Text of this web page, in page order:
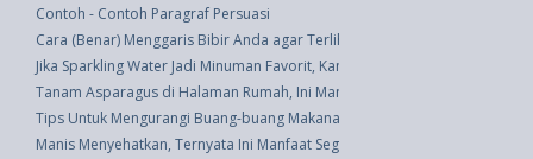
Contoh - Contoh Paragraf Persuasi
Cara (Benar) Menggaris Bibir Anda agar Terlihat Lebih Penuh
Jika Sparkling Water Jadi Minuman Favorit, Kami Punya Berita untuk Anda
Tanam Asparagus di Halaman Rumah, Ini Manfaatnya
Tips Untuk Mengurangi Buang-buang Makanan
Manis Menyehatkan, Ternyata Ini Manfaat Segudang Minum Jus Tebu